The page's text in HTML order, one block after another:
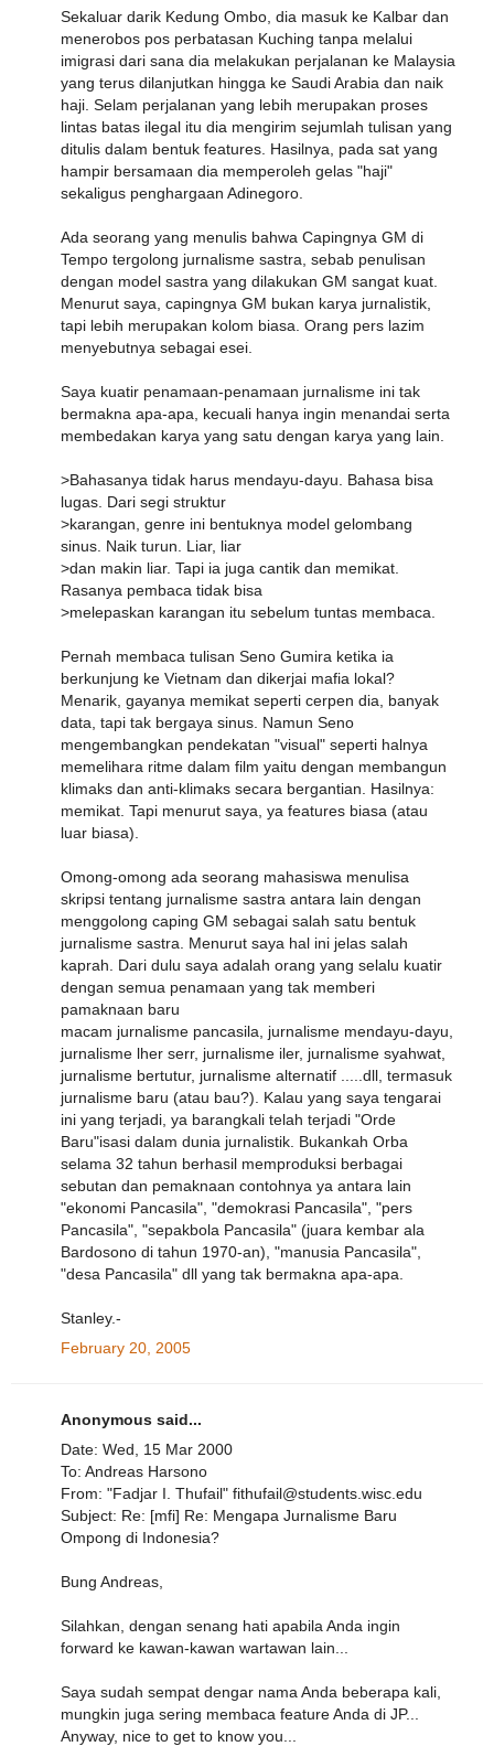
Sekaluar darik Kedung Ombo, dia masuk ke Kalbar dan
menerobos pos perbatasan Kuching tanpa melalui
imigrasi dari sana dia melakukan perjalanan ke Malaysia
yang terus dilanjutkan hingga ke Saudi Arabia dan naik
haji. Selam perjalanan yang lebih merupakan proses
lintas batas ilegal itu dia mengirim sejumlah tulisan yang
ditulis dalam bentuk features. Hasilnya, pada sat yang
hampir bersamaan dia memperoleh gelas "haji"
sekaligus penghargaan Adinegoro.
Ada seorang yang menulis bahwa Capingnya GM di
Tempo tergolong jurnalisme sastra, sebab penulisan
dengan model sastra yang dilakukan GM sangat kuat.
Menurut saya, capingnya GM bukan karya jurnalistik,
tapi lebih merupakan kolom biasa. Orang pers lazim
menyebutnya sebagai esei.
Saya kuatir penamaan-penamaan jurnalisme ini tak
bermakna apa-apa, kecuali hanya ingin menandai serta
membedakan karya yang satu dengan karya yang lain.
>Bahasanya tidak harus mendayu-dayu. Bahasa bisa
lugas. Dari segi struktur
>karangan, genre ini bentuknya model gelombang
sinus. Naik turun. Liar, liar
>dan makin liar. Tapi ia juga cantik dan memikat.
Rasanya pembaca tidak bisa
>melepaskan karangan itu sebelum tuntas membaca.
Pernah membaca tulisan Seno Gumira ketika ia
berkunjung ke Vietnam dan dikerjai mafia lokal?
Menarik, gayanya memikat seperti cerpen dia, banyak
data, tapi tak bergaya sinus. Namun Seno
mengembangkan pendekatan "visual" seperti halnya
memelihara ritme dalam film yaitu dengan membangun
klimaks dan anti-klimaks secara bergantian. Hasilnya:
memikat. Tapi menurut saya, ya features biasa (atau
luar biasa).
Omong-omong ada seorang mahasiswa menulisa
skripsi tentang jurnalisme sastra antara lain dengan
menggolong caping GM sebagai salah satu bentuk
jurnalisme sastra. Menurut saya hal ini jelas salah
kaprah. Dari dulu saya adalah orang yang selalu kuatir
dengan semua penamaan yang tak memberi
pamaknaan baru
macam jurnalisme pancasila, jurnalisme mendayu-dayu,
jurnalisme lher serr, jurnalisme iler, jurnalisme syahwat,
jurnalisme bertutur, jurnalisme alternatif .....dll, termasuk
jurnalisme baru (atau bau?). Kalau yang saya tengarai
ini yang terjadi, ya barangkali telah terjadi "Orde
Baru"isasi dalam dunia jurnalistik. Bukankah Orba
selama 32 tahun berhasil memproduksi berbagai
sebutan dan pemaknaan contohnya ya antara lain
"ekonomi Pancasila", "demokrasi Pancasila", "pers
Pancasila", "sepakbola Pancasila" (juara kembar ala
Bardosono di tahun 1970-an), "manusia Pancasila",
"desa Pancasila" dll yang tak bermakna apa-apa.
Stanley.-
February 20, 2005
Anonymous said...
Date: Wed, 15 Mar 2000
To: Andreas Harsono
From: "Fadjar I. Thufail" fithufail@students.wisc.edu
Subject: Re: [mfi] Re: Mengapa Jurnalisme Baru
Ompong di Indonesia?
Bung Andreas,
Silahkan, dengan senang hati apabila Anda ingin
forward ke kawan-kawan wartawan lain...
Saya sudah sempat dengar nama Anda beberapa kali,
mungkin juga sering membaca feature Anda di JP...
Anyway, nice to get to know you...